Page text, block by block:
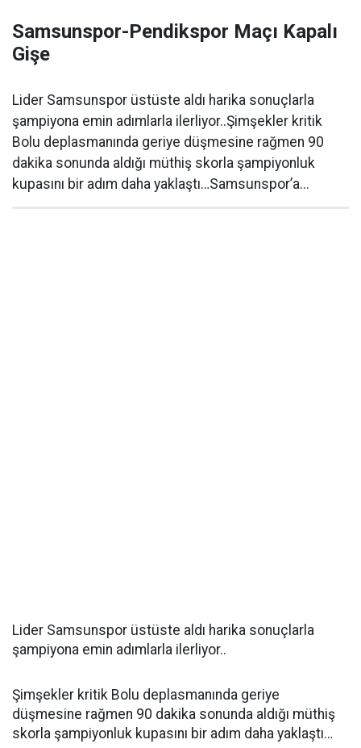
Samsunspor-Pendikspor Maçı Kapalı
Gişe
Lider Samsunspor üstüste aldı harika sonuçlarla
şampiyona emin adımlarla ilerliyor..Şimşekler kritik
Bolu deplasmanında geriye düşmesine rağmen 90
dakika sonunda aldığı müthiş skorla şampiyonluk
kupasını bir adım daha yaklaştı…Samsunspor’a...
Lider Samsunspor üstüste aldı harika sonuçlarla
şampiyona emin adımlarla ilerliyor..
Şimşekler kritik Bolu deplasmanında geriye
düşmesine rağmen 90 dakika sonunda aldığı müthiş
skorla şampiyonluk kupasını bir adım daha yaklaştı…